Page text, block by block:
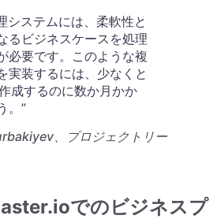
システムには、柔軟性と
るビジネスケースを処理
必要です。このような複
実装するには、少なくと
成するのに数か月かか
、プロジェクトリー
でのビジネスプ